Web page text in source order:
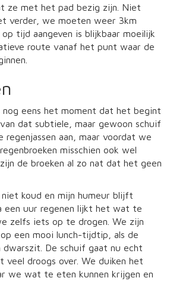
ze met het pad bezig zijn. Niet
verder, we moeten weer 3km
tijd aangeven is blijkbaar moeilijk
route vanaf het punt waar de
eens het moment dat het begint
dat subtiele, maar gewoon schuif
regenjassen aan, maar voordat we
misschien ook wel
de broeken al zo nat dat het geen
koud en mijn humeur blijft
een uur regenen lijkt het wat te
zelfs iets op te drogen. We zijn
een mooi lunch-tijdtip, als de
dwarszit. De schuif gaat nu echt
droogs over. We duiken het
we wat te eten kunnen krijgen en